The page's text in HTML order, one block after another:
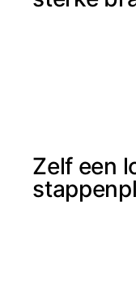
Zelf een